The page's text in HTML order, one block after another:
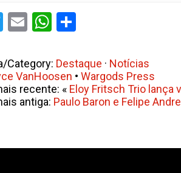
Twitter
EmailWhatsApp
Category: Destaque · Notícias
VanHoosen • Wargods Press
recente: « Eloy Fritsch Trio lança
antiga: Paulo Baron e Felipe